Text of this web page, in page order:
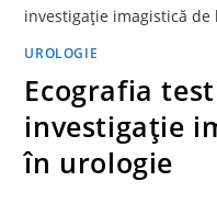
UROLOGIE
Ecografia
investigație
în urologie